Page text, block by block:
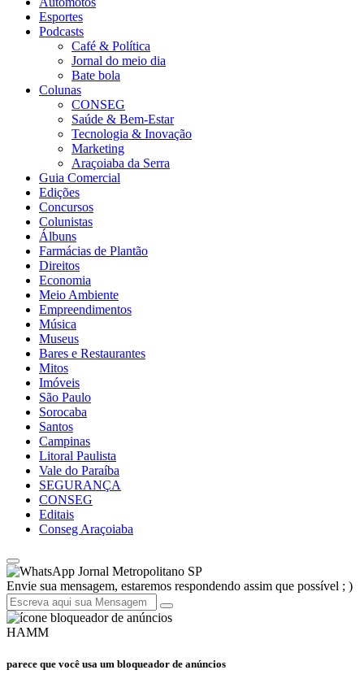
Esportes
Podcasts
Café & Política
Jornal do meio dia
Bate bola
Colunas
CONSEG
Saúde & Bem-Estar
Tecnologia & Inovação
Marketing
Araçoiaba da Serra
Guia Comercial
Edições
Concursos
Colunistas
Álbuns
Farmácias de Plantão
Direitos
Economia
Meio Ambiente
Empreendimentos
Música
Museus
Bares e Restaurantes
Mitos
Imóveis
São Paulo
Sorocaba
Santos
Campinas
Litoral Paulista
Vale do Paraíba
SEGURANÇA
CONSEG
Editais
Conseg Araçoiaba
Jornal Metropolitano SP
Envie sua mensagem, estaremos respondendo assim que possível ; )
HAMM
parece que você usa um bloqueador de anúncios